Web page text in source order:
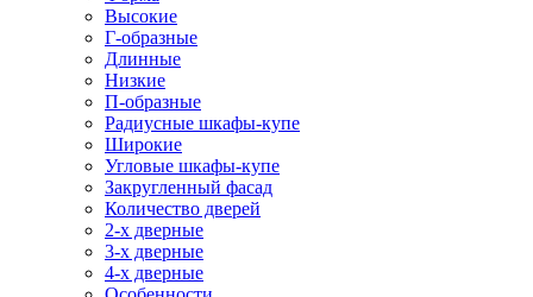
Высокие
Г-образные
Длинные
Низкие
П-образные
Радиусные шкафы-купе
Широкие
Угловые шкафы-купе
Закругленный фасад
Количество дверей
2-х дверные
3-х дверные
4-х дверные